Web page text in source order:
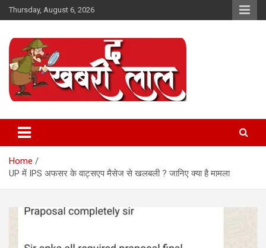
Skip
to
Thursday, August 6, 2026
The Khabri Laal
Online News Portal
Home
UP में IPS अफसर के वाट्सएप मैसेज से खलबली ? जानिए क्या है मामला